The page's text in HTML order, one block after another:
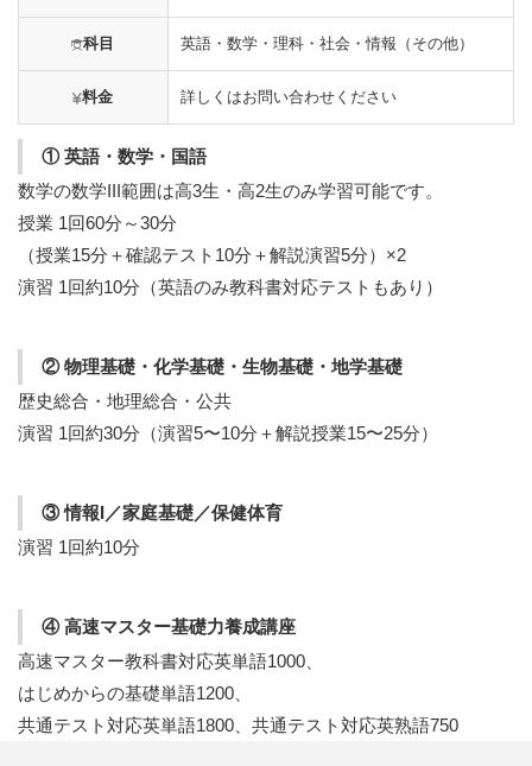
科目 英語・数学・理科・社会・情報（その他）
料金 詳しくはお問い合わせください
① 英語・数学・国語
数学の数学III範囲は高3生・高2生のみ学習可能です。
授業 1回60分～30分
（授業15分＋確認テスト10分＋解説演習5分）×2
演習 1回約10分（英語のみ教科書対応テストもあり）
② 物理基礎・化学基礎・生物基礎・地学基礎
歴史総合・地理総合・公共
演習 1回約30分（演習5〜10分＋解説授業15〜25分）
③ 情報I／家庭基礎／保健体育
演習 1回約10分
④ 高速マスター基礎力養成講座
高速マスター教科書対応英単語1000、
はじめからの基礎単語1200、
共通テスト対応英単語1800、共通テスト対応英熟語750